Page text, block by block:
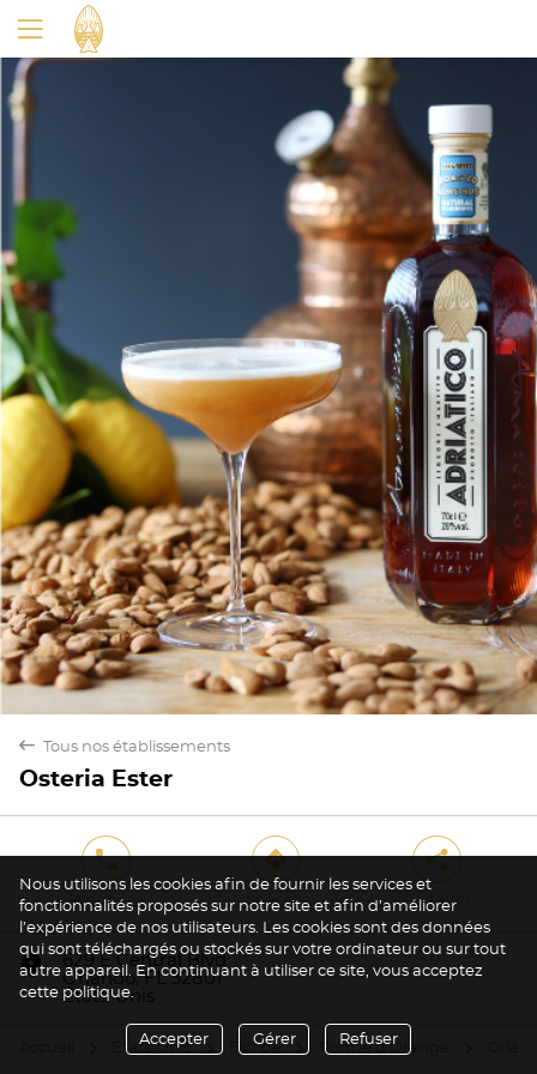
back Tous nos établissements
Osteria Ester
phone
Téléphone
direction
Itinéraire
share
Partager
marker
629 E Central Blvd
Orlando, FL 32801
États-Unis
États-Unis Floride Comté d'Orange
Nous utilisons les cookies afin de fournir les services et
fonctionnalités proposés sur notre site et afin d’améliorer
l’expérience de nos utilisateurs. Les cookies sont des données
qui sont téléchargés ou stockés sur votre ordinateur ou sur tout
autre appareil. En continuant à utiliser ce site, vous acceptez
cette politique.
Accepter Gérer Refuser